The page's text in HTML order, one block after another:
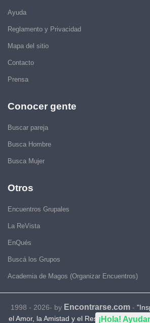
¡Hola!
Ayuda
Reglamento y Privacidad
Mapa del sitio
Contacto
Prensa
Conocer gente
Buscar pareja
Busca Hombre
Busca Mujer
Otros
Encuentros Grupales
La ReVista
EnQués
Buscá los Grupos
Academia de Magos (Organizar Encuentros)
1998 - 2026- by Encontrarse.com-
el Amor, la Amistad y el Respeto,